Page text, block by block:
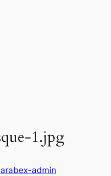
1.jpg
arabex-admin